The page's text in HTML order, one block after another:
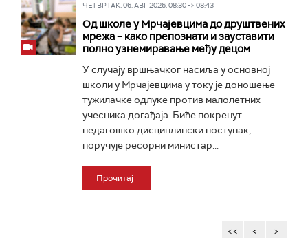
ЧЕТВРТАК, 06. АВГ 2026, 08:30 -> 08:43
Од школе у Мрчајевцима до друштвених
мрежа – како препознати и зауставити
полно узнемиравање међу децом
У случају вршњачког насиља у основној
школи у Мрчајевцима у току је доношење
тужилачке одлуке против малолетних
учесника догађаја. Биће покренут
педагошко дисциплински поступак,
поручује ресорни министар...
Прочитај
<< < >